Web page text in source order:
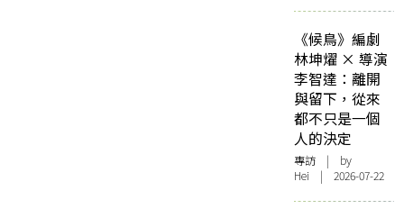
《候鳥》編劇
林坤燿 × 導演
李智達：離開
與留下，從來
都不只是一個
人的決定
專訪 | by
Hei | 2026-07-22